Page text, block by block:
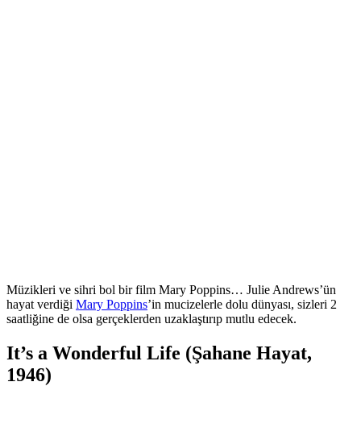
Müzikleri ve sihri bol bir film Mary Poppins… Julie Andrews’ün
hayat verdiği Mary Poppins’in mucizelerle dolu dünyası, sizleri 2
saatliğine de olsa gerçeklerden uzaklaştırıp mutlu edecek.
It’s a Wonderful Life (Şahane Hayat,
1946)